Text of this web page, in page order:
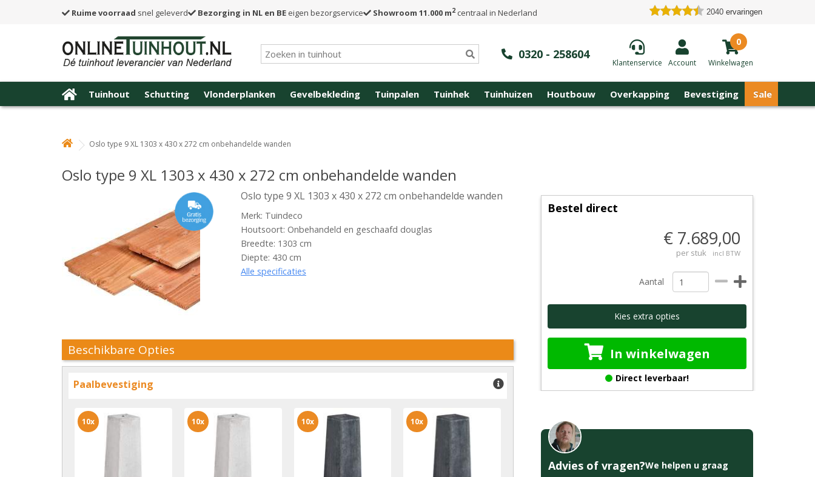
Ruime voorraad snel geleverd Bezorging in NL en BE eigen bezorgservice Showroom 11.000 m2centraal in Nederland 2040 ervaringen
0320 - 258604
Klantenservice Account
0
Winkelwagen
Tuinhout Schutting Vlonderplanken Gevelbekleding Tuinpalen Tuinhek Tuinhuizen Houtbouw Overkapping Bevestiging Sale
Oslo type 9 XL 1303 x 430 x 272 cm onbehandelde wanden
Oslo type 9 XL 1303 x 430 x 272 cm onbehandelde wanden
Oslo type 9 XL 1303 x 430 x 272 cm onbehandelde wanden
Merk: Tuindeco
Houtsoort: Onbehandeld en geschaafd douglas
Breedte: 1303 cm
Diepte: 430 cm
Alle specificaties
Beschikbare Opties
Paalbevestiging
10x 10x 10x 10x
Bestel direct
€ 7.689,00
per stuk incl BTW
Aantal
Kies extra opties
In winkelwagen
Direct leverbaar!
Advies of vragen?We helpen u graag